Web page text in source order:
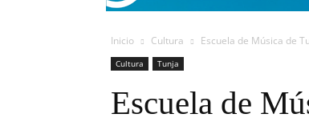
Inicio Cultura Escuela de Música de
Cultura Tunja
Escuela de